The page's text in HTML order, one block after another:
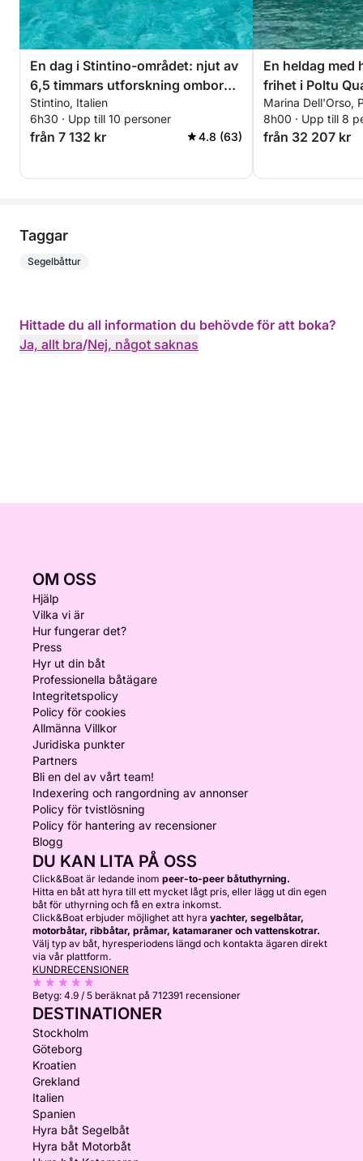
En dag i Stintino-området: njut av
6,5 timmars utforskning ombord
på en 14-meters motorbåt
Stintino, Italien
6h30 · Upp till 10 personer
från 7 132 kr 4.8 (63)
En heldag med
frihet i Poltu
Marina Dell'Orso,
8h00 · Upp till 8
från 32 207 kr
Taggar
Segelbåttur
Hittade du all information du behövde för att boka?
Ja, allt bra/Nej, något saknas
OM OSS
Hjälp
Vilka vi är
Hur fungerar det?
Press
Hyr ut din båt
Professionella båtägare
Integritetspolicy
Policy för cookies
Allmänna Villkor
Juridiska punkter
Partners
Bli en del av vårt team!
Indexering och rangordning av annonser
Policy för tvistlösning
Policy för hantering av recensioner
Blogg
DU KAN LITA PÅ OSS
Click&Boat är ledande inom peer-to-peer båtuthyrning.
Hitta en båt att hyra till ett mycket lågt pris, eller lägg ut din egen
båt för uthyrning och få en extra inkomst.
Click&Boat erbjuder möjlighet att hyra yachter, segelbåtar,
motorbåtar, ribbåtar, pråmar, katamaraner och vattenskotrar.
Välj typ av båt, hyresperiodens längd och kontakta ägaren direkt
via vår plattform.
KUNDRECENSIONER
Betyg: 4.9 / 5 beräknat på 712391 recensioner
DESTINATIONER
Stockholm
Göteborg
Kroatien
Grekland
Italien
Spanien
Hyra båt Segelbåt
Hyra båt Motorbåt